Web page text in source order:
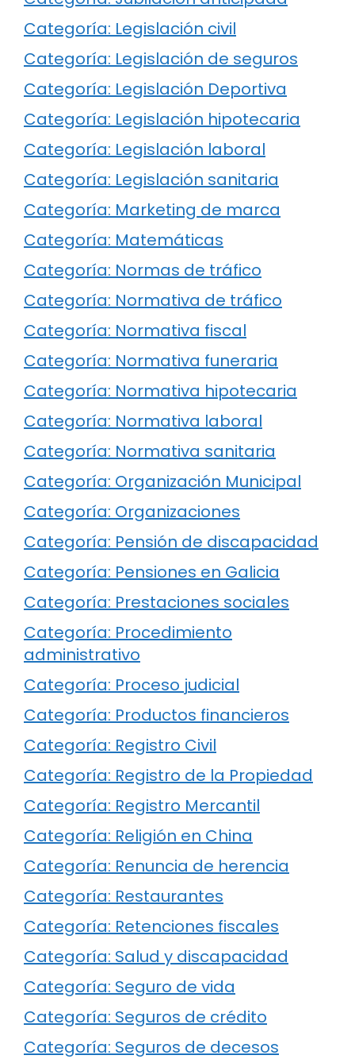
Categoría: Legislación civil
Categoría: Legislación de seguros
Categoría: Legislación Deportiva
Categoría: Legislación hipotecaria
Categoría: Legislación laboral
Categoría: Legislación sanitaria
Categoría: Marketing de marca
Categoría: Matemáticas
Categoría: Normas de tráfico
Categoría: Normativa de tráfico
Categoría: Normativa fiscal
Categoría: Normativa funeraria
Categoría: Normativa hipotecaria
Categoría: Normativa laboral
Categoría: Normativa sanitaria
Categoría: Organización Municipal
Categoría: Organizaciones
Categoría: Pensión de discapacidad
Categoría: Pensiones en Galicia
Categoría: Prestaciones sociales
Categoría: Procedimiento
administrativo
Categoría: Proceso judicial
Categoría: Productos financieros
Categoría: Registro Civil
Categoría: Registro de la Propiedad
Categoría: Registro Mercantil
Categoría: Religión en China
Categoría: Renuncia de herencia
Categoría: Restaurantes
Categoría: Retenciones fiscales
Categoría: Salud y discapacidad
Categoría: Seguro de vida
Categoría: Seguros de crédito
Categoría: Seguros de decesos